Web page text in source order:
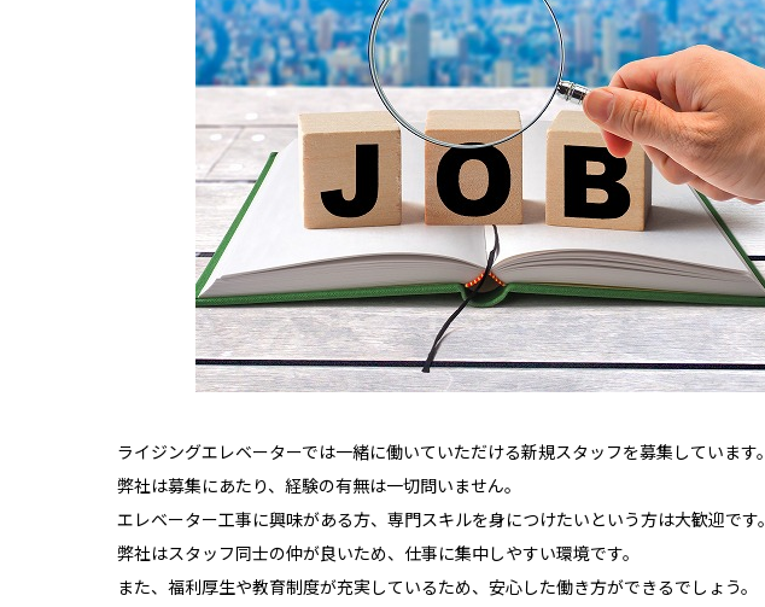
ライジングエレベーターでは一緒に働いていただける新規スタッフを募集しています。
弊社は募集にあたり、経験の有無は一切問いません。
エレベーター工事に興味がある方、専門スキルを身につけたいという方は大歓迎です。
弊社はスタッフ同士の仲が良いため、仕事に集中しやすい環境です。
また、福利厚生や教育制度が充実しているため、安心した働き方ができるでしょう。